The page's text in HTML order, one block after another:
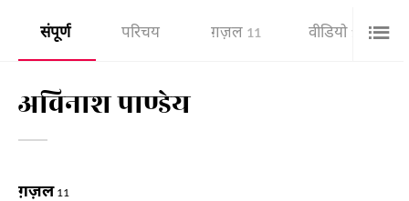
संपूर्ण परिचय ग़ज़ल 11 वीडियो 1
अविनाश पाण्डेय
ग़ज़ल 11